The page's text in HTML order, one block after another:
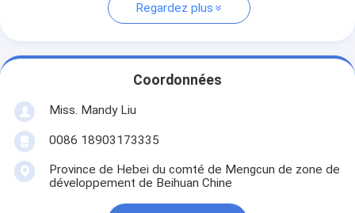
Regardez plus
Coordonnées
Miss. Mandy Liu
0086 18903173335
Province de Hebei du comté de Mengcun de zone de
développement de Beihuan Chine